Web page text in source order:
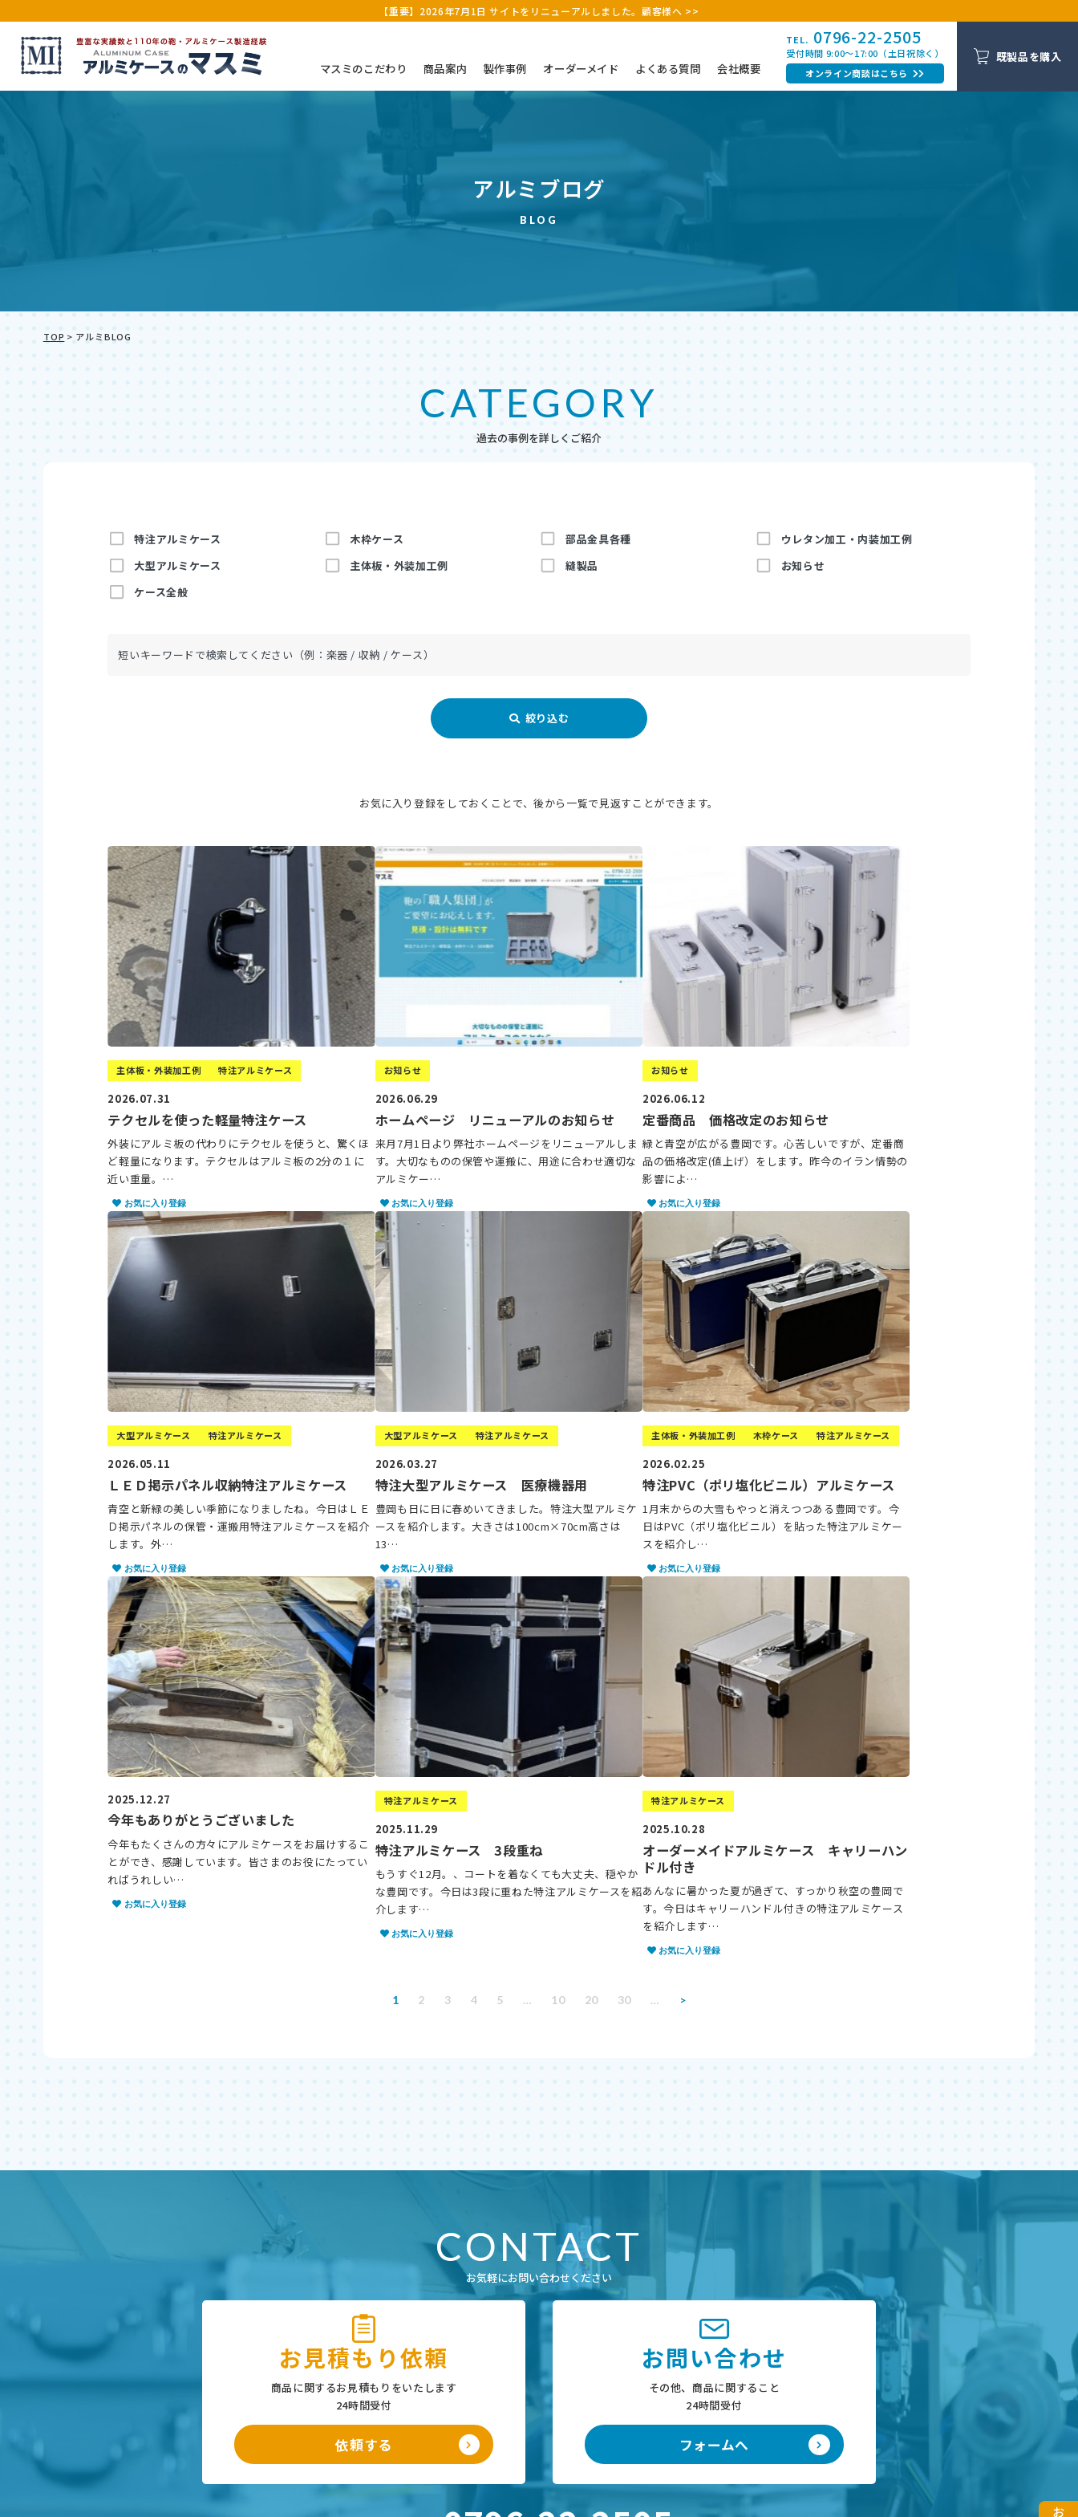
【重要】2026年7月1日 サイトをリニューアルしました。顧客様へ >>
マスミのこだわり 商品案内 製作事例 オーダーメイド よくある質問 会社概要
TEL. 0796-22-2505
受付時間 9:00〜17:00（土日祝除く）
オンライン商談はこちら
既製品を購入
アルミケース（特注・別注） その他（木枠・縫製品）
アルミブログ
BLOG
TOP > アルミBLOG
CATEGORY
過去の事例を詳しくご紹介
特注アルミケース 木枠ケース 部品金具各種
ウレタン加工・内装加工例
大型アルミケース
主体板・外装加工例 縫製品
お知らせ
ケース全般
お気に入り登録をしておくことで、後から一覧で見返すことができます。
主体板・外装加工例 特注アルミケース
2026.07.31
テクセルを使った軽量特注ケース
外装にアルミ板の代わりにテクセルを使うと、驚くほ
ど軽量になります。テクセルはアルミ板の2分の１に
近い重量。…
お気に入り登録
お知らせ
2026.06.29
ホームページ リニューアルのお知らせ
来月7月1日より弊社ホームページをリニューアルしま
す。大切なものの保管や運搬に、用途に合わせ適切な
アルミケー…
お気に入り登録
お知らせ
2026.06.12
定番商品 価格改定のお知らせ
緑と青空が広がる豊岡です。心苦しいですが、定番商
品の価格改定(値上げ）をします。昨今のイラン情勢の
影響によ…
お気に入り登録
大型アルミケース 特注アルミケース
2026.05.11
ＬＥＤ掲示パネル収納特注アルミケース
青空と新緑の美しい季節になりましたね。今日はＬＥ
Ｄ掲示パネルの保管・運搬用特注アルミケースを紹介
します。外…
お気に入り登録
大型アルミケース 特注アルミケース
2026.03.27
特注大型アルミケース 医療機器用
豊岡も日に日に春めいてきました。特注大型アルミケ
ースを紹介します。大きさは100cm×70cm高さは
13…
お気に入り登録
主体板・外装加工例 木枠ケース 特注アルミケース
2026.02.25
特注PVC（ポリ塩化ビニル）アルミケース
1月末からの大雪もやっと消えつつある豊岡です。今
日はPVC（ポリ塩化ビニル）を貼った特注アルミケー
スを紹介し…
お気に入り登録
2025.12.27
今年もありがとうございました
今年もたくさんの方々にアルミケースをお届けするこ
とができ、感謝しています。皆さまのお役にたってい
ればうれしい…
お気に入り登録
特注アルミケース
2025.11.29
特注アルミケース 3段重ね
もうすぐ12月。、コートを着なくても大丈夫、穏やか
な豊岡です。今日は3段に重ねた特注アルミケースを紹
介します…
お気に入り登録
特注アルミケース
2025.10.28
オーダーメイドアルミケース キャリーハン
ドル付き
あんなに暑かった夏が過ぎて、すっかり秋空の豊岡で
す。今日はキャリーハンドル付きの特注アルミケース
を紹介します…
お気に入り登録
1 2 3 4 5 … 10 20 30 … >
CONTACT
お気軽にお問い合わせください
お見積もり依頼
商品に関するお見積もりをいたします
24時間受付
依頼する
お問い合わせ
その他、商品に関すること
24時間受付
フォームへ